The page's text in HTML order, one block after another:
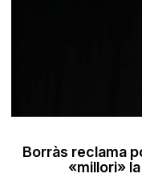
Borràs reclama
«millori»